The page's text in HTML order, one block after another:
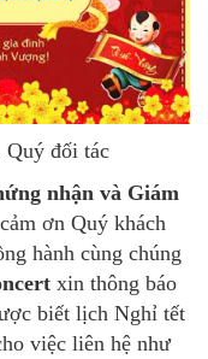
Quý đối tác
nhận và Giám
ơn Quý khách
hành cùng chúng
xin thông báo
biết lịch Nghỉ tết
việc liên hệ như